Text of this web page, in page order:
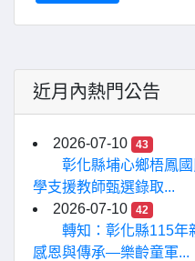
近月內熱門公告
2026-07-10 43
彰化縣埔心鄉梧鳳
學支援教師甄選錄取...
2026-07-10
42
轉知：彰化縣115年
感恩與傳承—樂齡童軍...